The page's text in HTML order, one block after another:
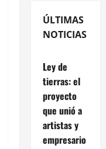
ÚLTIMAS
NOTICIAS
Ley de
tierras: el
proyecto
que unió a
artistas y
empresario